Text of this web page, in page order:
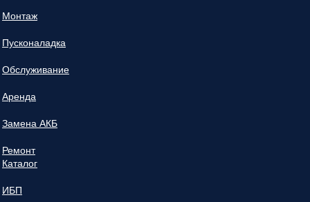
Монтаж
Пусконаладка
Обслуживание
Аренда
Замена АКБ
Ремонт
Каталог
ИБП